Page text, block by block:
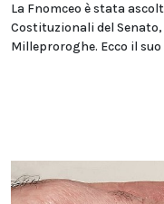
La Fnomceo è stata
Costituzionali del
Milleproroghe. Ecco il